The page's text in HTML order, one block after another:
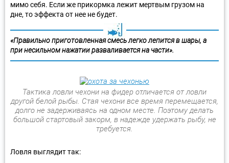
мимо себя. Если же прикормка лежит мертвым грузом на
дне, то эффекта от нее не будет.
«Правильно приготовленная смесь легко лепится в шары, а
при несильном нажатии разваливается на части».
Тактика ловли чехони на фидер отличается от ловли
другой белой рыбы. Стая чехони все время перемещается,
долго не задерживаясь на одном месте. Поэтому делать
большой стартовый закорм, в надежде удержать рыбу, не
требуется.
Ловля выглядит так: